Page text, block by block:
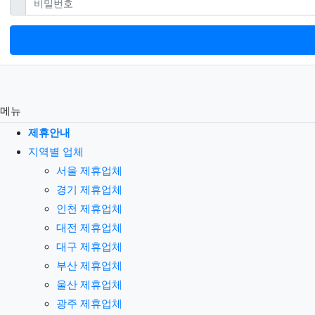
메뉴
제휴안내
지역별 업체
서울 제휴업체
경기 제휴업체
인천 제휴업체
대전 제휴업체
대구 제휴업체
부산 제휴업체
울산 제휴업체
광주 제휴업체